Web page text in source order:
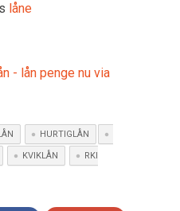
låne
HURTIGLÅN
KVIKLÅN RKI